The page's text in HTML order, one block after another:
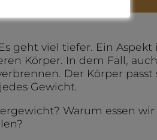
geht viel tiefer. Ein
Körper. In dem Fall,
Der Körper
Gewicht.
Warum essen